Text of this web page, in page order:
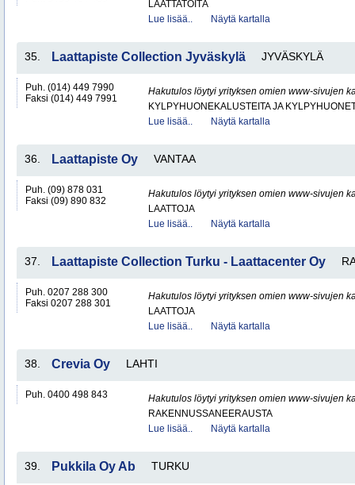
LAATTATÖITÄ
Lue lisää..
Näytä kartalla
35. Laattapiste Collection Jyväskylä JYVÄSKYLÄ
Puh. (014) 449 7990
Faksi (014) 449 7991
Hakutulos löytyi yrityksen omien www-sivujen
KYLPYHUONEKALUSTEITA JA
Lue lisää..
Näytä kartalla
36. Laattapiste Oy VANTAA
Puh. (09) 878 031
Faksi (09) 890 832
Hakutulos löytyi yrityksen omien www-sivujen
LAATTOJA
Lue lisää..
Näytä kartalla
37. Laattapiste Collection Turku - Laattacenter Oy
Puh. 0207 288 300
Faksi 0207 288 301
Hakutulos löytyi yrityksen omien www-sivujen
LAATTOJA
Lue lisää..
Näytä kartalla
38. Crevia Oy LAHTI
Puh. 0400 498 843
Hakutulos löytyi yrityksen omien www-sivujen
RAKENNUSSANEERAUSTA
Lue lisää..
Näytä kartalla
39. Pukkila Oy Ab TURKU